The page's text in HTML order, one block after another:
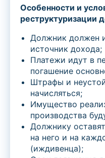
Особенности и
реструктуризации
Должник должен
источник дохода;
Платежи идут в
погашение
Штрафы и
начисляться;
Имущество
производства
Должнику
на него и на
(иждивенца);